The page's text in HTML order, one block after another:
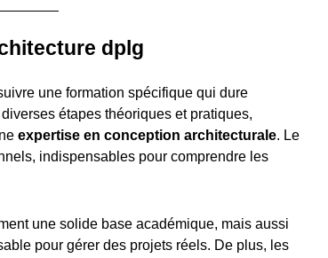
dplg
une formation spécifique qui dure
étapes théoriques et pratiques,
expertise en conception architecturale. Le
indispensables pour comprendre les
une solide base académique, mais aussi
pour gérer des projets réels. De plus, les